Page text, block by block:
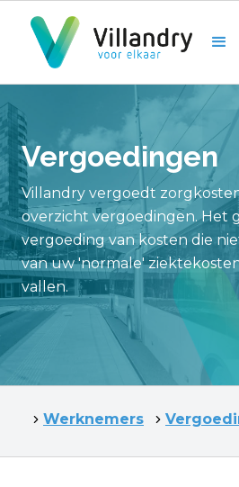
Vergoedingen
Villandry vergoedt
overzicht vergoedingen. Het
vergoeding van kosten die
van uw 'normale'
vallen.
Werknemers